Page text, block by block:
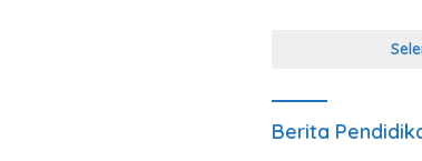
Berita